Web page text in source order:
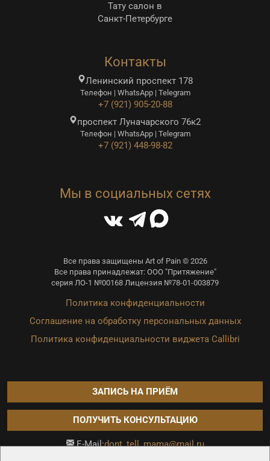
Тату салон в
Санкт-Петербурге
Контакты
Ленинский проспект 178
Телефон | WhatsApp | Telegram
+7 (921) 905-20-88
проспект Луначарского 76к2
Телефон | WhatsApp | Telegram
+7 (921) 448-98-82
Мы в социальных сетях
Все права защищены Art of Pain © 2026
Все права принадлежат: ООО "Притяжение"
серия ЛО-1 №00168 Лицензия №78-01-003879
Политика конфиденциальности
Соглашение на обработку персональных данных
Политика конфиденциальности виджета Callibri
ЗАПИСЬ НА ПРИЁМ
ПОЛУЧИТЬ КОНСУЛЬТАЦИЮ
E-Mail:dont_tell_mama@mail.ru